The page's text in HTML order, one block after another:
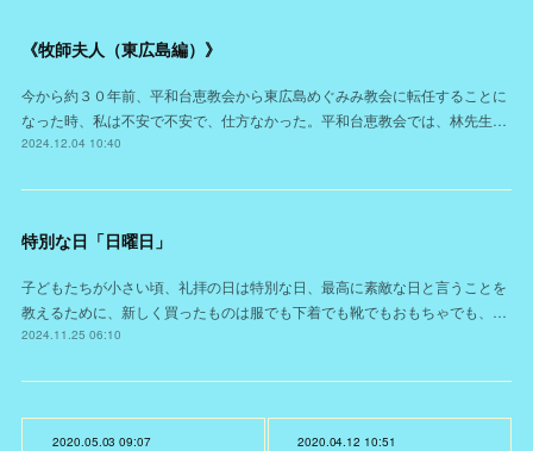
《牧師夫人（東広島編）》
今から約３０年前、平和台恵教会から東広島めぐみみ教会に転任することに
なった時、私は不安で不安で、仕方なかった。平和台恵教会では、林先生…
2024.12.04 10:40
特別な日「日曜日」
子どもたちが小さい頃、礼拝の日は特別な日、最高に素敵な日と言うことを
教えるために、新しく買ったものは服でも下着でも靴でもおもちゃでも、…
2024.11.25 06:10
2020.05.03 09:07 2020.04.12 10:51